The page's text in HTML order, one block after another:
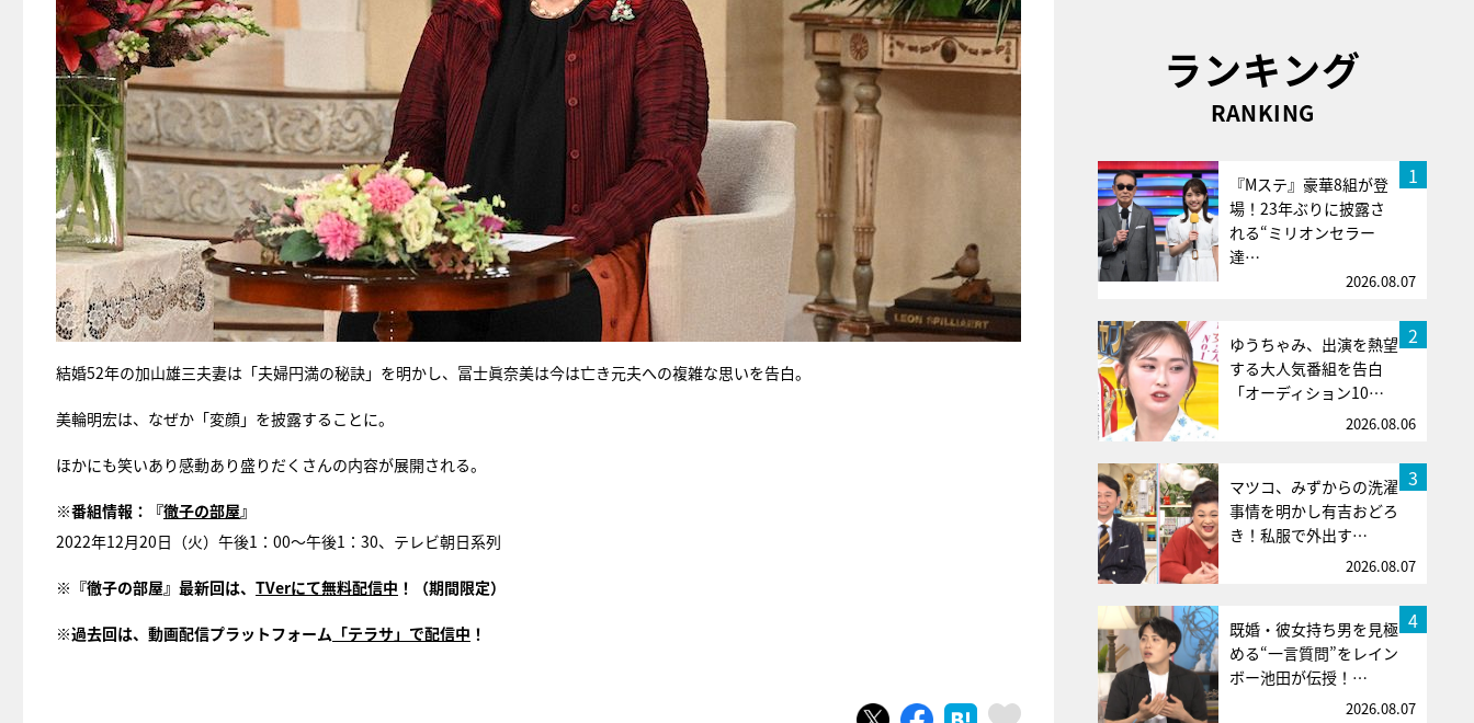
結婚52年の加山雄三夫妻は「夫婦円満の秘訣」を明かし、冨士眞奈美は今は亡き元夫への複雑な思いを告白。
美輪明宏は、なぜか「変顔」を披露することに。
ほかにも笑いあり感動あり盛りだくさんの内容が展開される。
※番組情報：『徹子の部屋』
2022年12月20日（火）午後1：00～午後1：30、テレビ朝日系列
※『徹子の部屋』最新回は、 TVerにて無料配信中 ！（期間限定）
※過去回は、動画配信プラットフォーム 「テラサ」で配信中 ！
ツイートシェア はてブ スキボタン
ランキング
RANKING
1
『Mステ』豪華8組が登
場！23年ぶりに披露さ
れる“ミリオンセラー
達…
2026.08.07
2
ゆうちゃみ、出演を熱望
する大人気番組を告白
「オーディション10…
2026.08.06
3
マツコ、みずからの洗濯
事情を明かし有吉おどろ
き！私服で外出す…
2026.08.07
4
既婚・彼女持ち男を見極
める“一言質問”をレイン
ボー池田が伝授！…
2026.08.07